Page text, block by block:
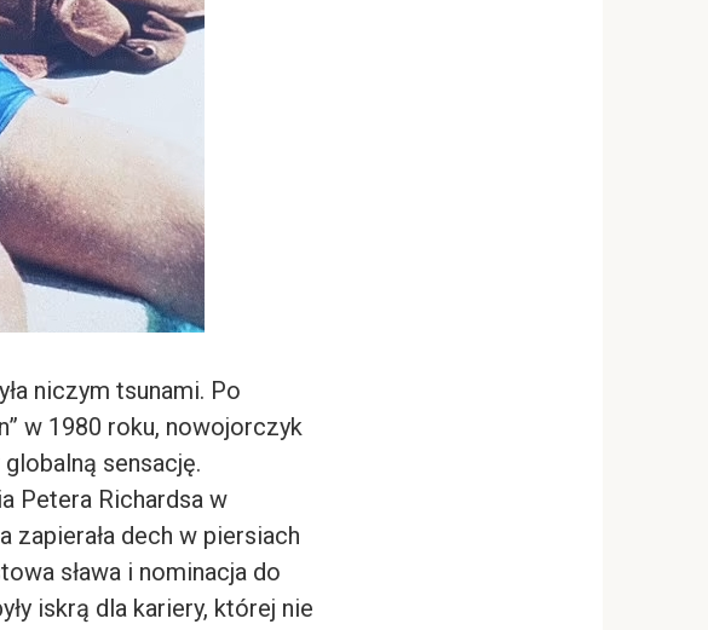
niczym tsunami. Po
w 1980 roku, nowojorczyk
sensację.
Petera Richardsa w
zapierała dech w piersiach
sława i nominacja do
iskrą dla kariery, której nie